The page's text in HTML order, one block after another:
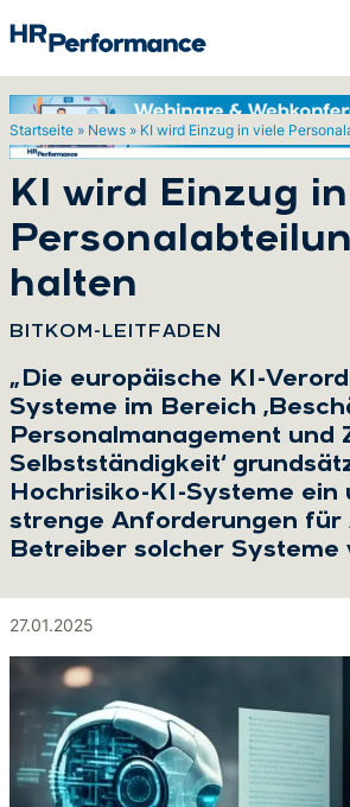
Startseite » News » KI wird Einzug in viele
KI wird Einzug
halten
BITKOM-LEITFADEN
„Die europäische KI-
Systeme im Bereich
Personalmanagement und
Selbstständigkeit‘
Hochrisiko-KI-Systeme ein
strenge Anforderungen für
Betreiber solcher Systeme
27.01.2025